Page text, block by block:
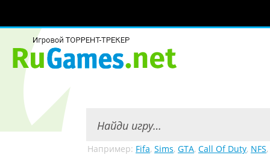
Например: Fifa, Sims, GTA, Call Of Duty, NFS,